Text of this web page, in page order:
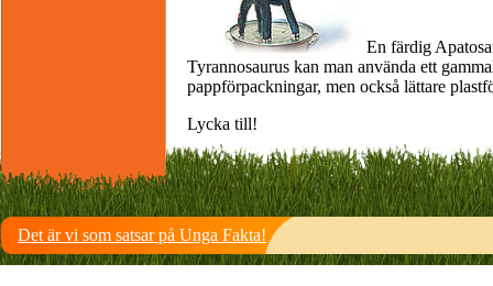
En färdig
Tyrannosaurus kan man använda ett
pappförpackningar, men också lättare
Lycka till!
Det är vi som satsar på Unga Fakta!